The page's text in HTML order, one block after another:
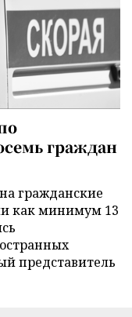
граждан
гражданские
как минимум 13
представитель